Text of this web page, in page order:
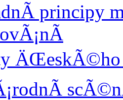
principy
ÄŒeskÃ©ho